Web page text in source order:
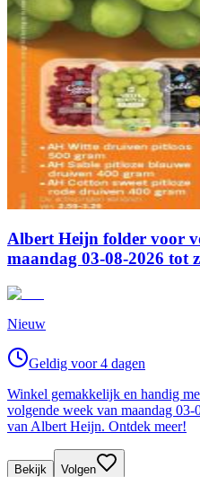
Albert Heijn folder voor
maandag 03-08-2026 tot
Nieuw
Geldig voor 4 dagen
Winkel gemakkelijk en handig
volgende week van maandag
van Albert Heijn. Ontdek meer!
Bekijk Volgen